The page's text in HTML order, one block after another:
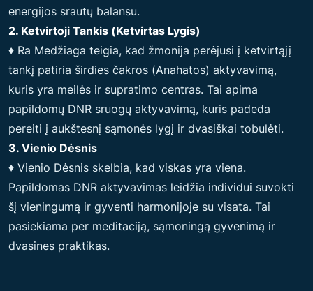
energijos srautų balansu.
2. Ketvirtoji Tankis (Ketvirtas Lygis)
♦ Ra Medžiaga teigia, kad žmonija perėjusi į ketvirtąjį
tankį patiria širdies čakros (Anahatos) aktyvavimą,
kuris yra meilės ir supratimo centras. Tai apima
papildomų DNR sruogų aktyvavimą, kuris padeda
pereiti į aukštesnį sąmonės lygį ir dvasiškai tobulėti.
3. Vienio Dėsnis
♦ Vienio Dėsnis skelbia, kad viskas yra viena.
Papildomas DNR aktyvavimas leidžia individui suvokti
šį vieningumą ir gyventi harmonijoje su visata. Tai
pasiekiama per meditaciją, sąmoningą gyvenimą ir
dvasines praktikas.